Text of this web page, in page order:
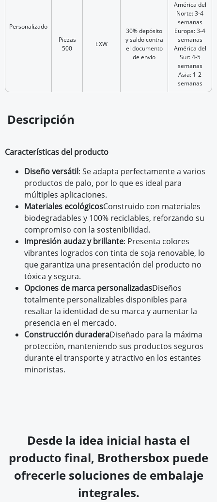
Personalizado
Piezas
500
EXW
30% depósito
y saldo contra
el documento
de envío
América del
Norte: 3-4
semanas
Europa: 3-4
semanas
América del
Sur: 4-5
semanas
Asia: 1-2
semanas
Descripción
Características del producto
Diseño versátil: Se adapta perfectamente a varios
productos de palo, por lo que es ideal para
múltiples aplicaciones.
Materiales ecológicosConstruido con materiales
biodegradables y 100% reciclables, reforzando su
compromiso con la sostenibilidad.
Impresión audaz y brillante: Presenta colores
vibrantes logrados con tinta de soja renovable, lo
que garantiza una presentación del producto no
tóxica y segura.
Opciones de marca personalizadasDiseños
totalmente personalizables disponibles para
resaltar la identidad de su marca y aumentar la
presencia en el mercado.
Construcción duraderaDiseñado para la máxima
protección, manteniendo sus productos seguros
durante el transporte y atractivo en los estantes
minoristas.
Desde la idea inicial hasta el
producto final, Brothersbox puede
ofrecerle soluciones de embalaje
integrales.